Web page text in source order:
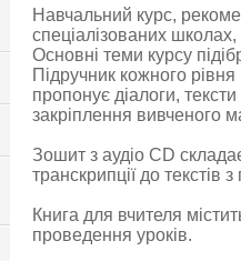
Навчальний курс,
спеціалізованих
Основні теми курсу
Підручник кожного
пропонує діалоги,
закріплення вивченого
Зошит з аудіо CD
транскрипції до текстів
Книга для вчителя
проведення уроків.